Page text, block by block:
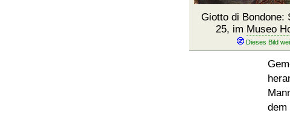
Giotto di Bondone:
25, im Museo
dem